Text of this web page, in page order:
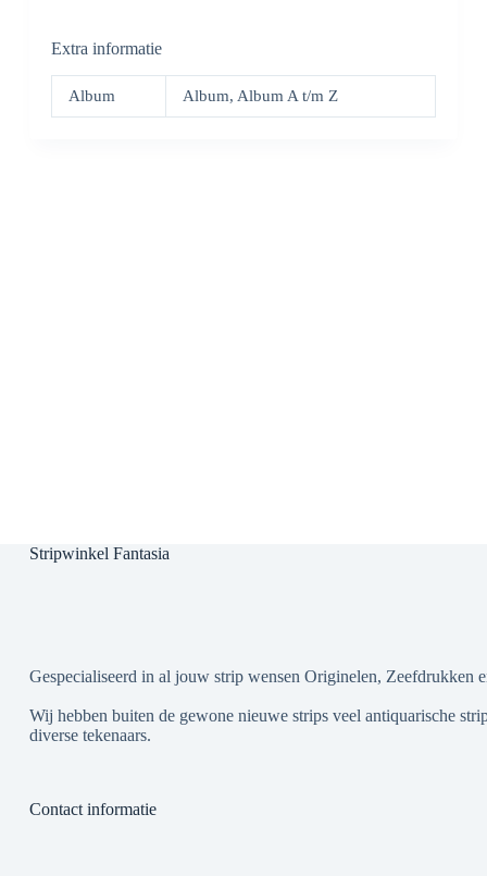
Extra informatie
Album Album, Album A t/m Z
Stripwinkel Fantasia
Gespecialiseerd in al jouw strip wensen Originelen, Zeefdrukken
Wij hebben buiten de gewone nieuwe strips veel antiquarische
diverse tekenaars.
Contact informatie